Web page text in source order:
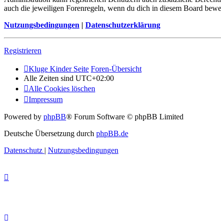
auch die jeweiligen Forenregeln, wenn du dich in diesem Board
Nutzungsbedingungen | Datenschutzerklärung
Registrieren
Kluge Kinder Seite Foren-Übersicht
Alle Zeiten sind UTC+02:00
Alle Cookies löschen
Impressum
Powered by phpBB® Forum Software © phpBB Limited
Deutsche Übersetzung durch phpBB.de
Datenschutz | Nutzungsbedingungen